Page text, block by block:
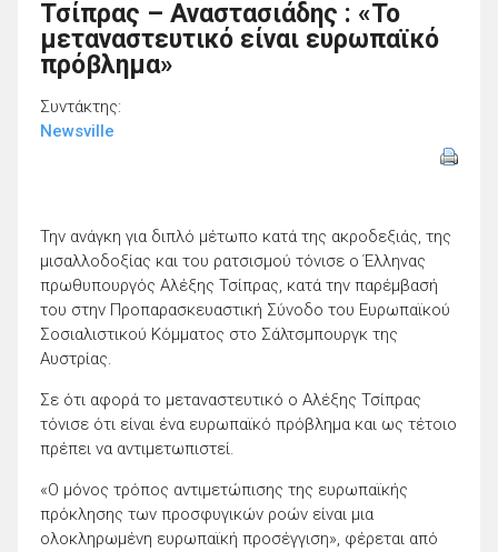
Τσίπρας – Αναστασιάδης : «Το
μεταναστευτικό είναι ευρωπαϊκό
πρόβλημα»
Συντάκτης:
Newsville
Την ανάγκη για διπλό μέτωπο κατά της ακροδεξιάς, της
μισαλλοδοξίας και του ρατσισμού τόνισε ο Έλληνας
πρωθυπουργός Αλέξης Τσίπρας, κατά την παρέμβασή
του στην Προπαρασκευαστική Σύνοδο του Ευρωπαϊκού
Σοσιαλιστικού Κόμματος στο Σάλτσμπουργκ της
Αυστρίας.
Σε ότι αφορά το μεταναστευτικό ο Αλέξης Τσίπρας
τόνισε ότι είναι ένα ευρωπαϊκό πρόβλημα και ως τέτοιο
πρέπει να αντιμετωπιστεί.
«Ο μόνος τρόπος αντιμετώπισης της ευρωπαϊκής
πρόκλησης των προσφυγικών ροών είναι μια
ολοκληρωμένη ευρωπαϊκή προσέγγιση», φέρεται από